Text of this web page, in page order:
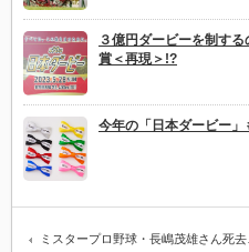
３億円ダービーを制す
賞＜再現＞!?
今年の「日本ダービー
ミスタープロ野球・長嶋茂雄さん死